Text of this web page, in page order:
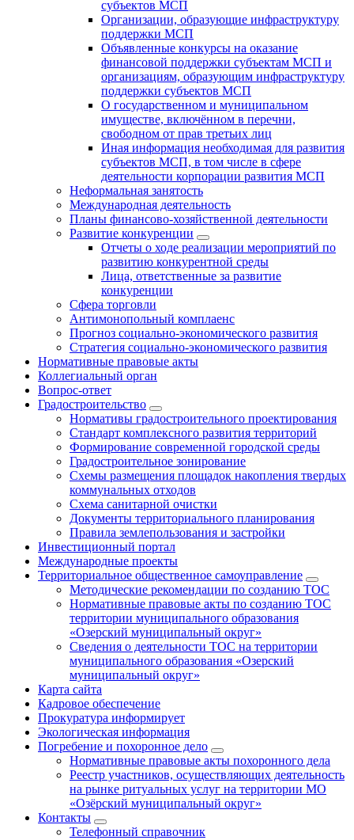
субъектов МСП
Организации, образующие инфраструктуру
поддержки МСП
Объявленные конкурсы на оказание
финансовой поддержки субъектам МСП и
организациям, образующим инфраструктуру
поддержки субъектов МСП
О государственном и муниципальном
имуществе, включённом в перечни,
свободном от прав третьих лиц
Иная информация необходимая для развития
субъектов МСП, в том числе в сфере
деятельности корпорации развития МСП
Неформальная занятость
Международная деятельность
Планы финансово-хозяйственной деятельности
Развитие конкуренции
Отчеты о ходе реализации мероприятий по
развитию конкурентной среды
Лица, ответственные за развитие
конкуренции
Сфера торговли
Антимонопольный комплаенс
Прогноз социально-экономического развития
Стратегия социально-экономического развития
Нормативные правовые акты
Коллегиальный орган
Вопрос-ответ
Градостроительство
Нормативы градостроительного проектирования
Стандарт комплексного развития территорий
Формирование современной городской среды
Градостроительное зонирование
Схемы размещения площадок накопления твердых
коммунальных отходов
Схема санитарной очистки
Документы территориального планирования
Правила землепользования и застройки
Инвестиционный портал
Международные проекты
Территориальное общественное самоуправление
Методические рекомендации по созданию ТОС
Нормативные правовые акты по созданию ТОС
территории муниципального образования
«Озерский муниципальный округ»
Сведения о деятельности ТОС на территории
муниципального образования «Озерский
муниципальный округ»
Карта сайта
Кадровое обеспечение
Прокуратура информирует
Экологическая информация
Погребение и похоронное дело
Нормативные правовые акты похоронного дела
Реестр участников, осуществляющих деятельность
на рынке ритуальных услуг на территории МО
«Озёрский муниципальный округ»
Контакты
Телефонный справочник